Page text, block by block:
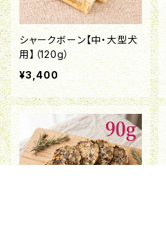
シャークボーン【中・大型犬
用】（120g）
¥3,400